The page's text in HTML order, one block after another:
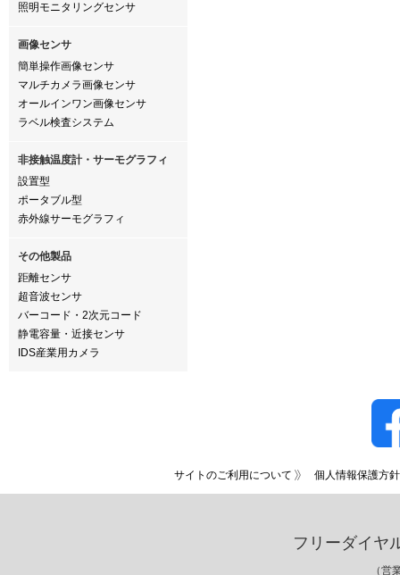
照明モニタリングセンサ
画像センサ
簡単操作画像センサ
マルチカメラ画像センサ
オールインワン画像センサ
ラベル検査システム
非接触温度計・サーモグラフィ
設置型
ポータブル型
赤外線サーモグラフィ
その他製品
距離センサ
超音波センサ
バーコード・2次元コード
静電容量・近接センサ
IDS産業用カメラ
サイトのご利用について 個人情報保護方針
フリーダイヤ
（営